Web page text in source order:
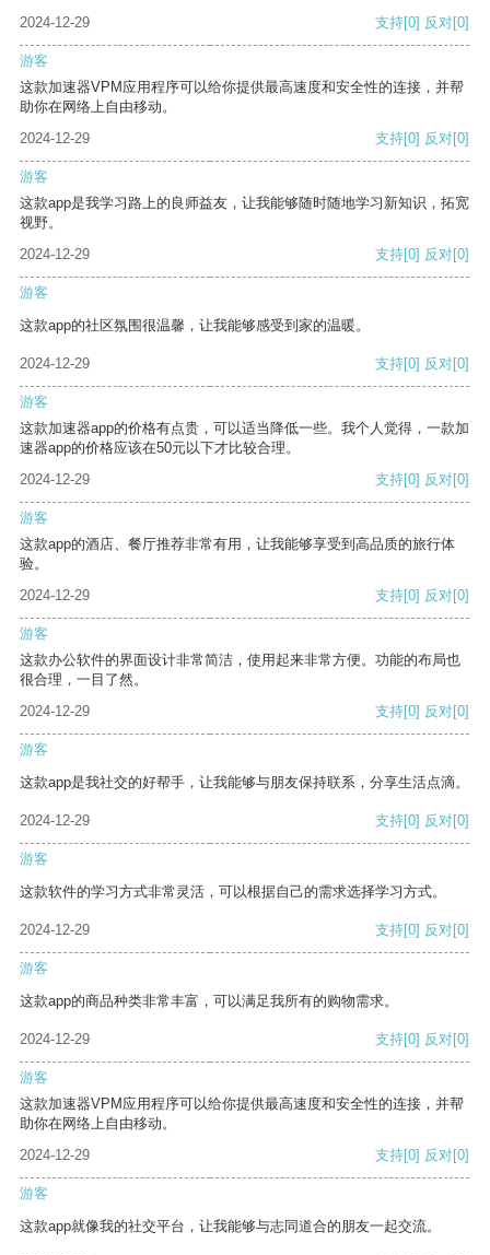
2024-12-29 支持[0] 反对[0]
游客
这款加速器VPM应用程序可以给你提供最高速度和安全性的连接，并帮
助你在网络上自由移动。
2024-12-29
支持[0] 反对[0]
游客
这款app是我学习路上的良师益友，让我能够随时随地学习新知识，拓宽
视野。
2024-12-29
支持[0] 反对[0]
游客
这款app的社区氛围很温馨，让我能够感受到家的温暖。
2024-12-29 支持[0] 反对[0]
游客
这款加速器app的价格有点贵，可以适当降低一些。我个人觉得，一款加
速器app的价格应该在50元以下才比较合理。
2024-12-29
支持[0] 反对[0]
游客
这款app的酒店、餐厅推荐非常有用，让我能够享受到高品质的旅行体
验。
2024-12-29
支持[0] 反对[0]
游客
这款办公软件的界面设计非常简洁，使用起来非常方便。功能的布局也
很合理，一目了然。
2024-12-29
支持[0] 反对[0]
游客
这款app是我社交的好帮手，让我能够与朋友保持联系，分享生活点滴。
2024-12-29 支持[0] 反对[0]
游客
这款软件的学习方式非常灵活，可以根据自己的需求选择学习方式。
2024-12-29 支持[0] 反对[0]
游客
这款app的商品种类非常丰富，可以满足我所有的购物需求。
2024-12-29 支持[0] 反对[0]
游客
这款加速器VPM应用程序可以给你提供最高速度和安全性的连接，并帮
助你在网络上自由移动。
2024-12-29
支持[0] 反对[0]
游客
这款app就像我的社交平台，让我能够与志同道合的朋友一起交流。